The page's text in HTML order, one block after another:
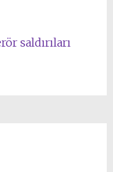
saldırıları